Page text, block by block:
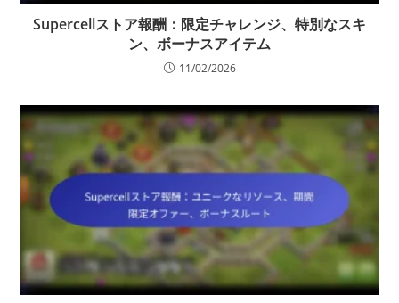
Supercellストア報酬：限定チャレンジ、特別なスキ
ン、ボーナスアイテム
11/02/2026